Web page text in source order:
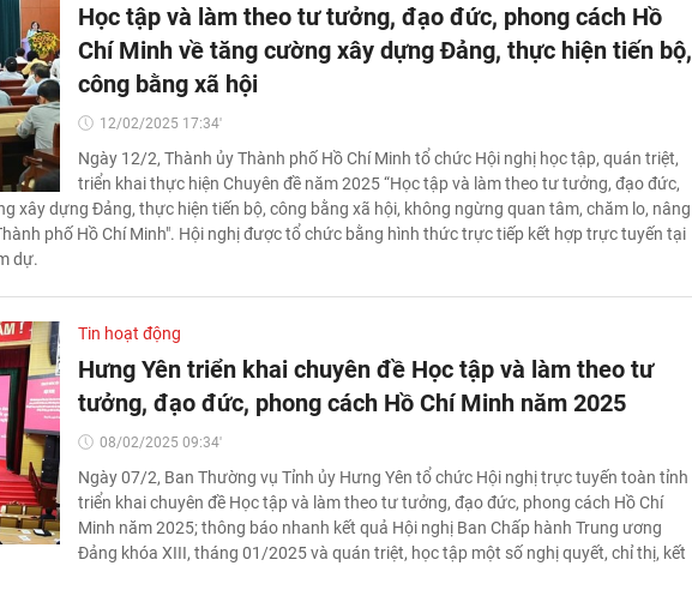
Học tập và làm theo tư tưởng, đạo đức, phong cách Hồ
Chí Minh về tăng cường xây dựng Đảng, thực hiện tiến bộ,
công bằng xã hội
12/02/2025 17:34'
Ngày 12/2, Thành ủy Thành phố Hồ Chí Minh tổ chức Hội nghị học tập, quán triệt,
triển khai thực hiện Chuyên đề năm 2025 “Học tập và làm theo tư tưởng, đạo đức,
xây dựng Đảng, thực hiện tiến bộ, công bằng xã hội, không ngừng quan tâm, chăm lo, nâng
phố Hồ Chí Minh". Hội nghị được tổ chức bằng hình thức trực tiếp kết hợp trực tuyến tại
dự.
Tin hoạt động
Hưng Yên triển khai chuyên đề Học tập và làm theo tư
tưởng, đạo đức, phong cách Hồ Chí Minh năm 2025
08/02/2025 09:34'
Ngày 07/2, Ban Thường vụ Tỉnh ủy Hưng Yên tổ chức Hội nghị trực tuyến toàn tỉnh
triển khai chuyên đề Học tập và làm theo tư tưởng, đạo đức, phong cách Hồ Chí
Minh năm 2025; thông báo nhanh kết quả Hội nghị Ban Chấp hành Trung ương
Đảng khóa XIII, tháng 01/2025 và quán triệt, học tập một số nghị quyết, chỉ thị, kết